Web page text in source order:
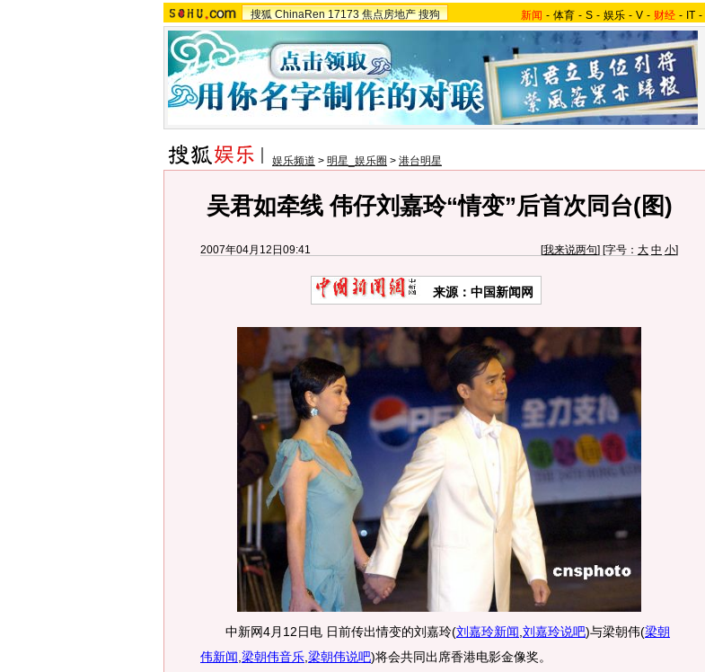
搜狐 ChinaRen 17173 焦点房地产 搜狗 新闻 - 体育 - S - 娱乐 - V - 财经 - IT -
娱乐频道 > 明星_娱乐圈 > 港台明星
吴君如牵线 伟仔刘嘉玲“情变”后首次同台(图)
2007年04月12日09:41 [我来说两句] [字号： 大 中 小]
来源：中国新闻网
中新网4月12日电 日前传出情变的刘嘉玲(刘嘉玲新闻 刘嘉玲说吧)与梁朝伟(梁朝
伟新闻 梁朝伟音乐 梁朝伟说吧)将会共同出席香港电影金像奖。